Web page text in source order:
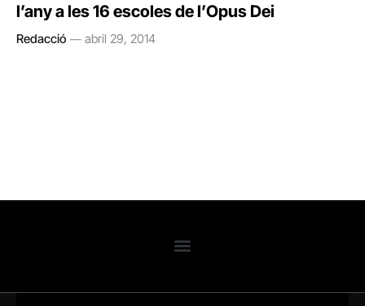
l’any a les 16 escoles de l’Opus Dei
Redacció abril 29, 2014